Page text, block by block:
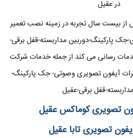
در عقیل
از بیست سال تجربه در زمینه نصب تعمیر
جک پارکینگ-دوربین مداربسته-قفل برقی-
رسانی می کند از جمله خدمات شرکت
آیفون تصویری وصوتی- جک پارکینگ-
قفل برقی-عقیل
تصویری کوماکس عقیل
تصویری تابا عقیل